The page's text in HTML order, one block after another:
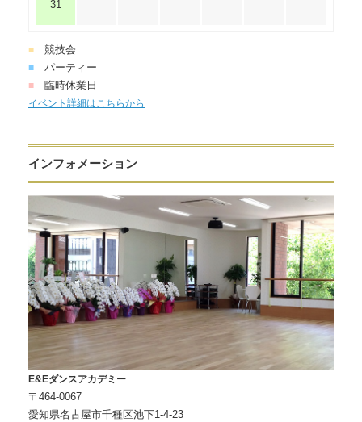
31
■ 競技会
■ パーティー
■ 臨時休業日
イベント詳細はこちらから
インフォメーション
E&Eダンスアカデミー
〒464-0067
愛知県名古屋市千種区池下1-4-23